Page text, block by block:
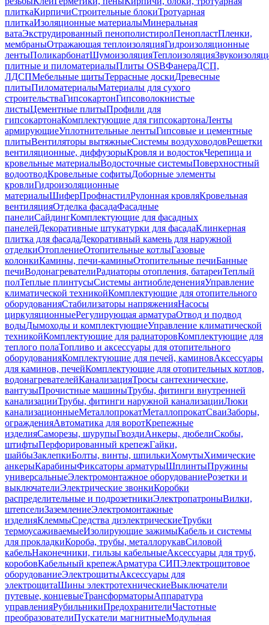
плиткаКирпичиСтроительные блокиТротуарная
плиткаИзоляционные материалыМинеральная
ватаЭкструдированный пенополистиролПенопластПленки,
мембраныОтражающая теплоизоляцияГидроизоляционные
лентыПоликарбонатШумоизоляцияТеплоизоляция
плитные и пиломатериалыПлиты OSBФанераДСП,
ЛДСПМебельные щитыТеррасные доскиДревесные
плитыПиломатериалыМатериалы для сухого
строительстваГипсокартонГипсоволокнистые
листыЦементные плитыПрофили для
гипсокартонаКомплектующие для гипсокартонаЛенты
армирующиеУплотнительные лентыГипсовые и цементные
плитыВентиляторы вытяжныеСистемы воздуховодовРешетки
вентиляционные, диффузорыКровля и водостокЧерепица и
кровельные материалыВодосточные системыПоверхностный
водоотводКровельные софитыДоборные элементы
кровлиГидроизоляционные
материалыШиферПрофнастилРулонная кровляКровельная
вентиляцияОтделка фасадаФасадные
панелиСайдингКомплектующие для фасадных
панелейДекоративные штукатурки для фасадаКлинкерная
плитка для фасадаДекоративный камень для наружной
отделкиОтоплениеОтопительные котлыГазовые
колонкиКамины, печи-каминыОтопительные печиБанные
печиВодонагревателиРадиаторы отопления, батареиТеплый
полТеплые плинтусыСистемы антиобледененияУправление
климатической техникойКомплектующие для отопительного
оборудованияСтабилизаторы напряженияНасосы
циркуляционныеРегулирующая арматураОтвод и подвод
водыДымоходы и комплектующиеУправление климатической
техникойКомплектующие для радиаторовКомплектующие для
теплого полаТопливо и аксессуары для отопительного
оборудованияКомплектующие для печей, каминовАксессуары
для каминов, печейКомплектующие для отопительных котлов,
водонагревателейКанализацияТросы сантехнические,
вантузыПрочистные машиныТрубы, фитинги внутренней
канализацииТрубы, фитинги наружной канализацииЛюки
канализационныеМеталлопрокатМеталлопрокатСваиЗаборы,
огражденияАвтоматика для воротКрепежные
изделияСаморезы, шурупыГвоздиАнкеры, дюбелиСкобы,
штифтыПерфорированный крепежГайки,
шайбыЗаклепкиБолты, винты, шпилькиХомутыХимические
анкерыКарабиныФиксаторы арматурыШплинтыПружины
универсальныеЭлектромонтажное оборудованиеРозетки и
выключателиЭлектрические звонкиКоробки
распределительные и подрозетникиЭлектропатроныВилки,
штепселиЗаземлениеЭлектромонтажные
изделияКлеммыСредства диэлектрическиеТрубки
термоусаживаемыеИзолирующие зажимыКабель и системы
для прокладкиКороба, трубы, металлорукавСиловой
кабельНаконечники, гильзы кабельныеАксессуары для труб,
коробовКабельный крепежАрматура СИПЭлектрощитовое
оборудованиеЭлектрощитыАксессуары для
электрощитаШины электротехническиеВыключатели
путевые, концевыеТрансформаторыАппаратура
управленияРубильникиПредохранителиЧастотные
преобразователиПускатели магнитныеМодульная